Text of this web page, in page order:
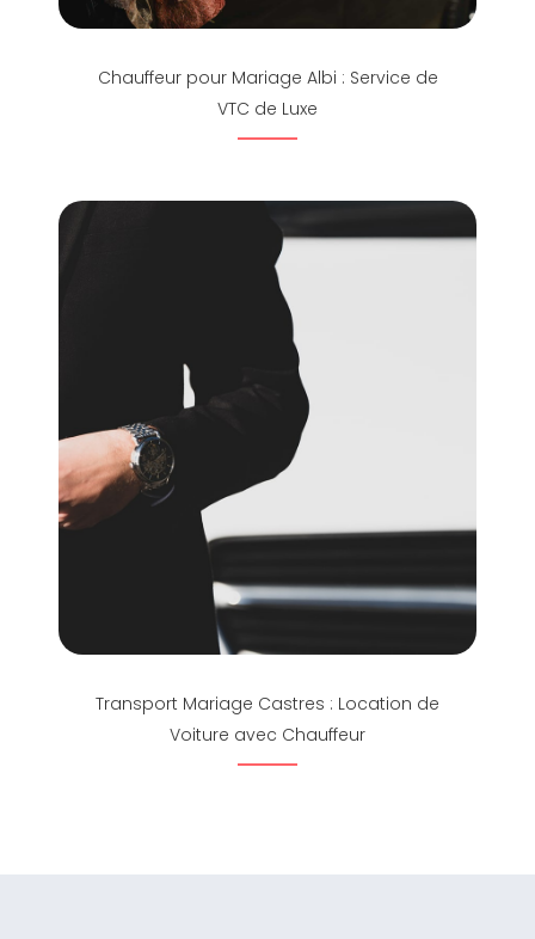
Chauffeur pour Mariage Albi : Service de
VTC de Luxe
Transport Mariage Castres : Location de
Voiture avec Chauffeur